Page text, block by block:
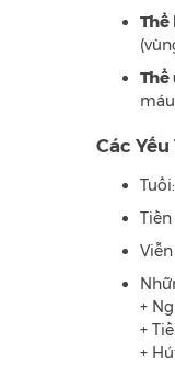
Thể
Thể
Các
+
+
+